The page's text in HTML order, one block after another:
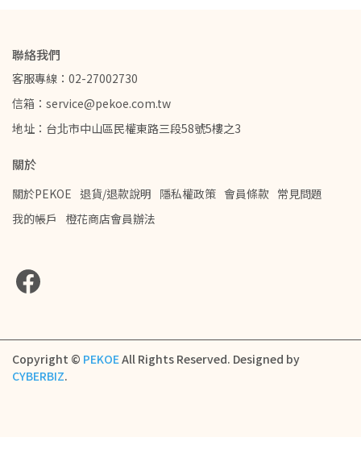
聯絡我們
客服專線：02-27002730
信箱：service@pekoe.com.tw
地址：台北市中山區民權東路三段58號5樓之3
關於
關於PEKOE 退貨/退款說明 隱私權政策 會員條款 常見問題
我的帳戶
橙花商店會員辦法
Copyright © PEKOEAll Rights Reserved. Designed by
CYBERBIZ.